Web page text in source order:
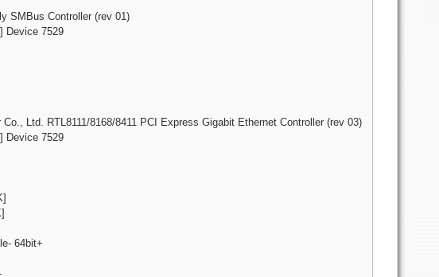
SMBus Controller (rev 01)
Device 7529
Ltd. RTL8111/8168/8411 PCI Express Gigabit Ethernet Controller (rev 03)
Device 7529
64bit+